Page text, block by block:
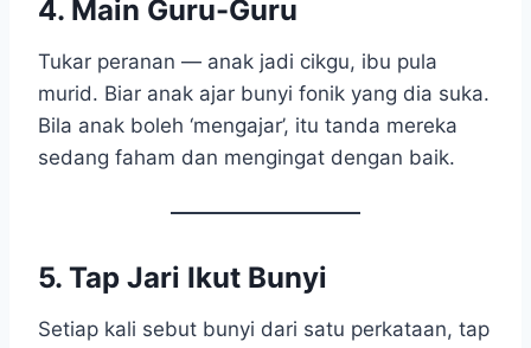
4. Main Guru-Guru
Tukar peranan — anak jadi cikgu, ibu pula
murid. Biar anak ajar bunyi fonik yang dia suka.
Bila anak boleh ‘mengajar’, itu tanda mereka
sedang faham dan mengingat dengan baik.
5. Tap Jari Ikut Bunyi
Setiap kali sebut bunyi dari satu perkataan, tap